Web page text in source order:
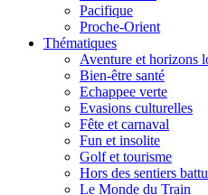
Pacifique
Proche-Orient
Thématiques
Aventure et horizons
Bien-être santé
Echappee verte
Evasions culturelles
Fête et carnaval
Fun et insolite
Golf et tourisme
Hors des sentiers
Le Monde du Train